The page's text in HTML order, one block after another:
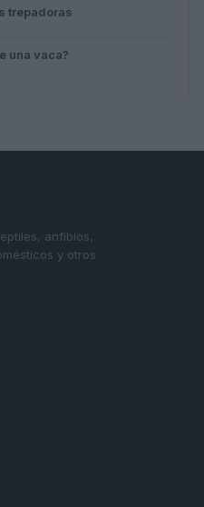
trepadoras
una vaca?
anfibios,
y otros